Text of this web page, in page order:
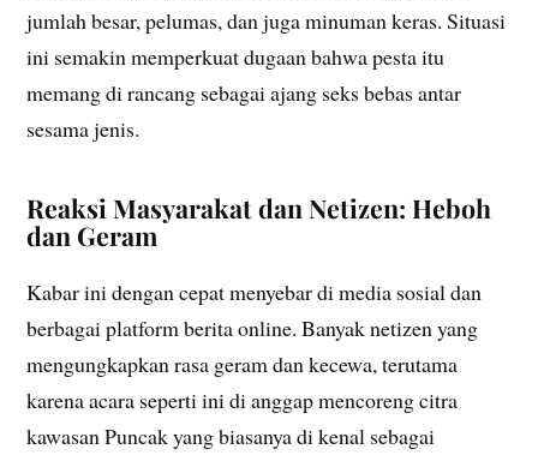
jumlah besar, pelumas, dan juga minuman keras. Situasi
ini semakin memperkuat dugaan bahwa pesta itu
memang di rancang sebagai ajang seks bebas antar
sesama jenis.
Reaksi Masyarakat dan Netizen: Heboh
dan Geram
Kabar ini dengan cepat menyebar di media sosial dan
berbagai platform berita online. Banyak netizen yang
mengungkapkan rasa geram dan kecewa, terutama
karena acara seperti ini di anggap mencoreng citra
kawasan Puncak yang biasanya di kenal sebagai